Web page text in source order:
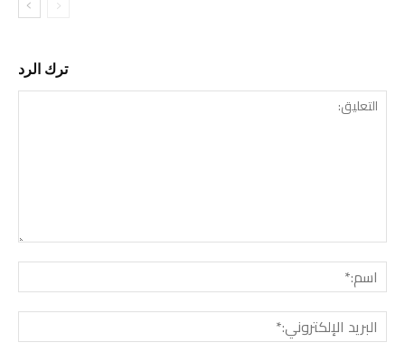
ترك الرد